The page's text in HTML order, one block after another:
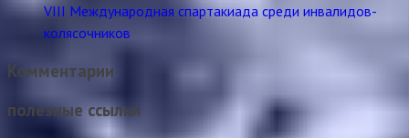
VIII Международная спартакиада среди инвалидов-
колясочников
Комментарии
полезные ссылки